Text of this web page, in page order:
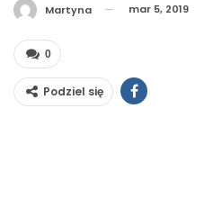
Martyna mar 5, 2019
0
Podziel się